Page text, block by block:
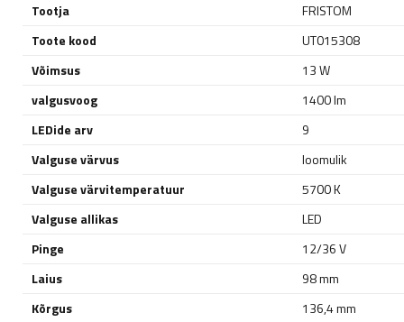
Tootja
FRISTOM
Toote kood
UT015308
Võimsus
13 W
valgusvoog
1400 lm
LEDide arv
9
Valguse värvus
loomulik
Valguse värvitemperatuur
5700 K
Valguse allikas
LED
Pinge
12/36 V
Laius
98 mm
Kõrgus
136,4 mm